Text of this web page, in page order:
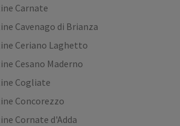
Carnate
Cavenago di Brianza
Ceriano Laghetto
Cesano Maderno
Cogliate
Concorezzo
Cornate d'Adda